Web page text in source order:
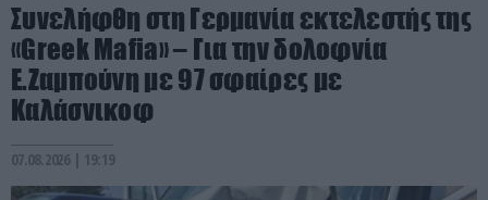
Συνελήφθη στη Γερμανία εκτελεστής της
«Greek Mafia» – Για την δολοφνία
Ε.Ζαμπούνη με 97 σφαίρες με
Καλάσνικοφ
07.08.2026 | 19:19